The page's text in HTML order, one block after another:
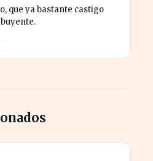
que ya bastante castigo